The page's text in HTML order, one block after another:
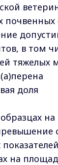
почвенных
в том
тяжелых
доля
на